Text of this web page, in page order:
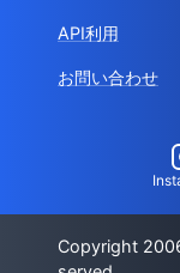
API利用
お問い合わせ
Copyright